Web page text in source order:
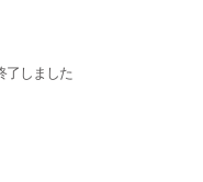
しました